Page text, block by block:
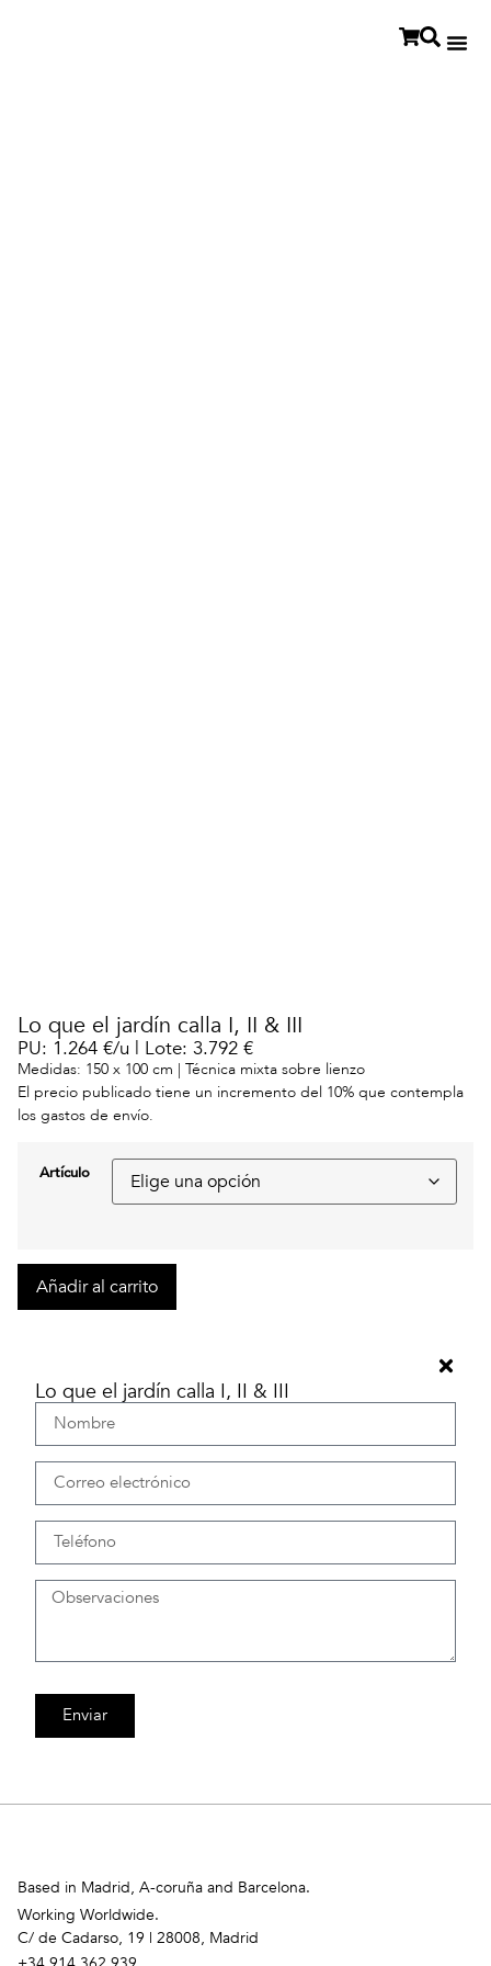
Lo que el jardín calla I, II & III
PU: 1.264 €/u | Lote: 3.792 €
Medidas: 150 x 100 cm | Técnica mixta sobre lienzo
El precio publicado tiene un incremento del 10% que contempla
los gastos de envío.
Artículo
Añadir al carrito
Lo que el jardín calla I, II & III
Enviar
C/ de Cadarso, 19 | 28008, Madrid
Based in Madrid, A-coruña and Barcelona.
Working Worldwide.